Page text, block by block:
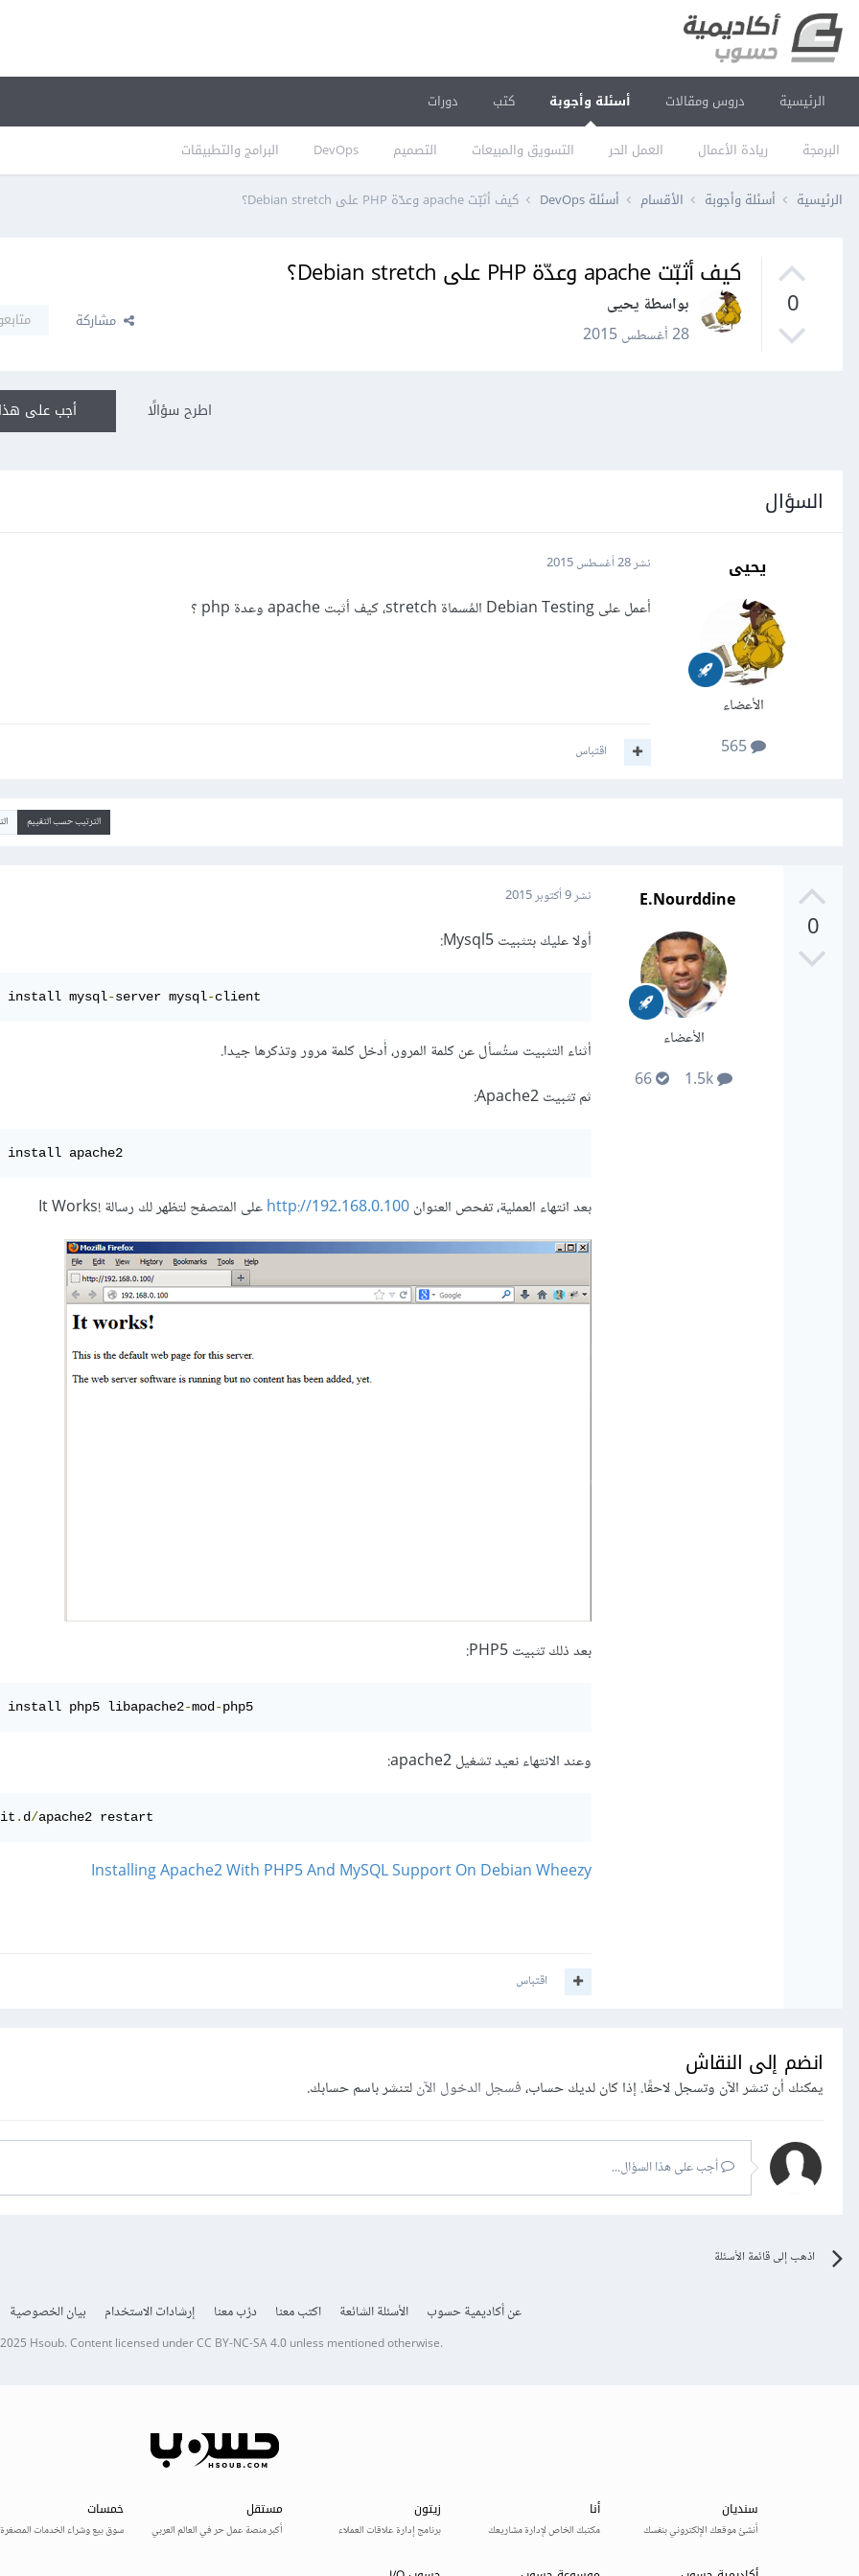
الرئيسية دروس ومقالات أسئلة وأجوبة
البرمجة ريادة الأعمال العمل الحر التسويق والمبيعات التصميم DevOps البرامج والتطبيقات
كتب دورات
الرئيسية أسئلة وأجوبة الأقسام أسئلة DevOps كيف أثبّت apache وعدّة PHP على Debian stretch؟
0
كيف أثبّت apache وعدّة PHP على Debian stretch؟
بواسطة يحيى
28 أغسطس 2015
مشاركة
أجب على اطرح سؤالًا
السؤال
يحيى
الأعضاء
565
نشر28 أغسطس 2015
أعمل على Debian Testing المُسماة stretch، كيف أثبت apache وعدة php ؟
اقتباس
الترتيب حسب التقييم
0
E.Nourddine
الأعضاء
نشر9 أكتوبر 2015
أولا عليك بتثبيت Mysql5:
install mysql-server mysql-client
أثناء التثبيت ستُسأل عن كلمة المرور، أَدخل كلمة مرور وتذكرها جيدا.
ثم تثبيت Apache2:
بعد انتهاء العملية، تفحص العنوانhttp://192.168.0.100على المتصفح لتظهر لك رسالة !It Works
بعد ذلك تثبيت PHP5:
install php5 libapache2-mod-php5
وعند الانتهاء نعيد تشغيل apache2:
. d/apache2 restart
Installing Apache2 With PHP5 And MySQL Support On Debian Wheezy
اقتباس
انضم إلى النقاش
يمكنك أن تنشر الآن وتسجل لاحقًا. إذا كان لديك حساب،فسجل الدخول الآنلتنشر باسم حسابك.
أجب على هذا السؤال...
اذهب إلى قائمة الأسئلة
عن أكاديمية حسوب الأسئلة الشائعة اكتب معنا درّب معنا إرشادات الاستخدام بيان الخصوصية
Hsoub.Content licensed underCC BY-NC-SA 4.0unless mentioned otherwise.